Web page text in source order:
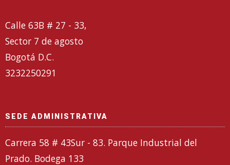
Calle 63B # 27 - 33,
Sector 7 de agosto
Bogotá D.C.
3232250291
SEDE ADMINISTRATIVA
Carrera 58 # 43Sur - 83. Parque Industrial del
Prado. Bodega 133